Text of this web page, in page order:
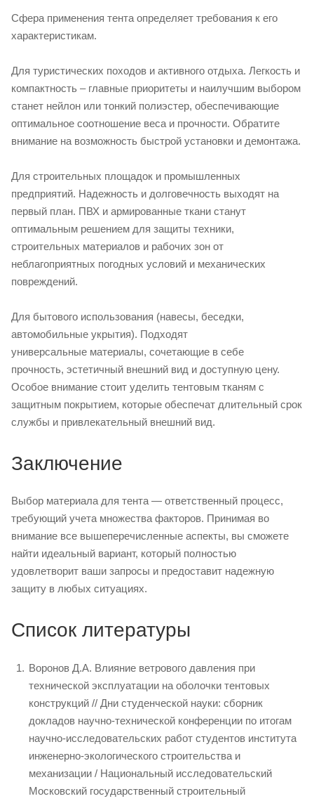
Сфера применения тента определяет требования к его
характеристикам.
Для туристических походов и активного отдыха. Легкость и
компактность – главные приоритеты и наилучшим выбором
станет нейлон или тонкий полиэстер, обеспечивающие
оптимальное соотношение веса и прочности. Обратите
внимание на возможность быстрой установки и демонтажа.
Для строительных площадок и промышленных
предприятий. Надежность и долговечность выходят на
первый план. ПВХ и армированные ткани станут
оптимальным решением для защиты техники,
строительных материалов и рабочих зон от
неблагоприятных погодных условий и механических
повреждений.
Для бытового использования (навесы, беседки,
автомобильные укрытия). Подходят
универсальные материалы, сочетающие в себе
прочность, эстетичный внешний вид и доступную цену.
Особое внимание стоит уделить тентовым тканям с
защитным покрытием, которые обеспечат длительный срок
службы и привлекательный внешний вид.
Заключение
Выбор материала для тента — ответственный процесс,
требующий учета множества факторов. Принимая во
внимание все вышеперечисленные аспекты, вы сможете
найти идеальный вариант, который полностью
удовлетворит ваши запросы и предоставит надежную
защиту в любых ситуациях.
Список литературы
Воронов Д.А. Влияние ветрового давления при
технической эксплуатации на оболочки тентовых
конструкций // Дни студенческой науки: сборник
докладов научно-технической конференции по итогам
научно-исследовательских работ студентов института
инженерно-экологического строительства и
механизации / Национальный исследовательский
Московский государственный строительный